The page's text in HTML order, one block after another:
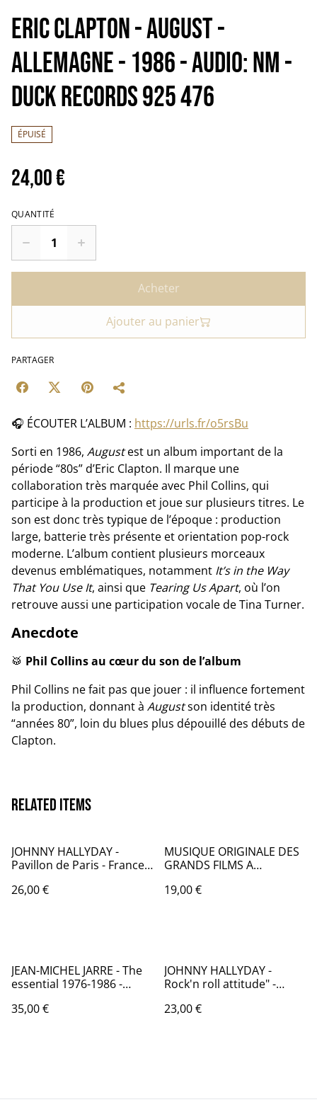
Eric Clapton - August -
Allemagne - 1986 - Audio: NM -
DUCK Records 925 476
ÉPUISÉ
24,00 €
QUANTITÉ
Acheter
Ajouter au panier
PARTAGER
🎧 ÉCOUTER L’ALBUM : https://urls.fr/o5rsBu
Sorti en 1986, Augustest un album important de la
période “80s” d’Eric Clapton. Il marque une
collaboration très marquée avec Phil Collins, qui
participe à la production et joue sur plusieurs titres. Le
son est donc très typique de l’époque : production
large, batterie très présente et orientation pop-rock
moderne. L’album contient plusieurs morceaux
devenus emblématiques, notamment It’s in the Way
That You Use It, ainsi que Tearing Us Apart, où l’on
retrouve aussi une participation vocale de Tina Turner.
Anecdote
🥁 Phil Collins au cœur du son de l’album
Phil Collins ne fait pas que jouer : il influence fortement
la production, donnant à Augustson identité très
“années 80”, loin du blues plus dépouillé des débuts de
Clapton.
Related items
JOHNNY HALLYDAY -
Pavillon de Paris - France
9198 534
26,00 €
MUSIQUE ORIGINALE DES
GRANDS FILMS A
Audio: NM - MFP 2M 046 -
19,00 €
JEAN-MICHEL JARRE - The
essential 1976-1986 -
DREYFUSS DLP 2004
35,00 €
JOHNNY HALLYDAY -
Rock'n roll attitude" -
PHILIPS 824824
23,00 €